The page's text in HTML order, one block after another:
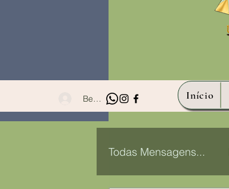
Bem- vindo! Início
Todas Mensagens...